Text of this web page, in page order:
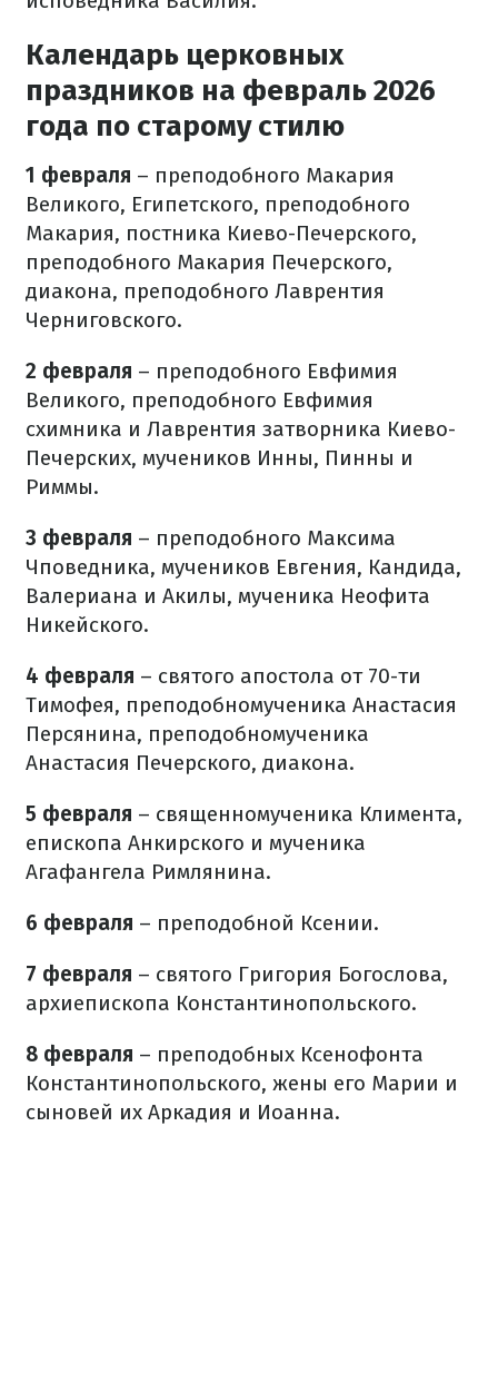
Календарь церковных
праздников на февраль 2026
года по старому стилю
1 февраля – преподобного Макария
Великого, Египетского, преподобного
Макария, постника Киево-Печерского,
преподобного Макария Печерского,
диакона, преподобного Лаврентия
Черниговского.
2 февраля – преподобного Евфимия
Великого, преподобного Евфимия
схимника и Лаврентия затворника Киево-
Печерских, мучеников Инны, Пинны и
Риммы.
3 февраля – преподобного Максима
Чповедника, мучеников Евгения, Кандида,
Валериана и Акилы, мученика Неофита
Никейского.
4 февраля – святого апостола от 70-ти
Тимофея, преподобномученика Анастасия
Персянина, преподобномученика
Анастасия Печерского, диакона.
5 февраля – священномученика Климента,
епископа Анкирского и мученика
Агафангела Римлянина.
6 февраля – преподобной Ксении.
7 февраля – святого Григория Богослова,
архиепископа Константинопольского.
8 февраля – преподобных Ксенофонта
Константинопольского, жены его Марии и
сыновей их Аркадия и Иоанна.